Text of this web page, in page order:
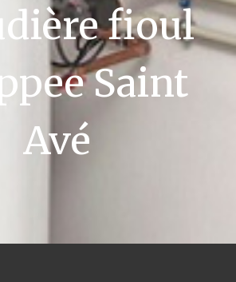
fioul
Saint
Avé